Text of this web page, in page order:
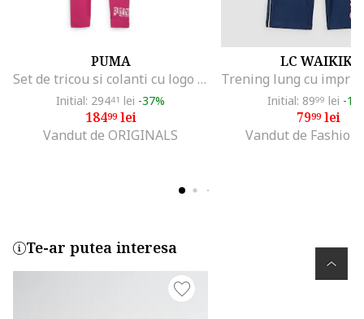
PUMA
Set de tricou si colanti cu logo - 2 piese, Roz
Initial: 29441 lei -37%
18499lei
Vandut de ORIGINALS
LC WAIKIKI
Initial: 8999 lei -
7999lei
Vandut de Fashion
Te-ar putea interesa